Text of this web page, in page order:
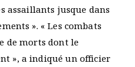
assaillants jusque dans
». « Les combats
de morts dont le
», a indiqué un officier